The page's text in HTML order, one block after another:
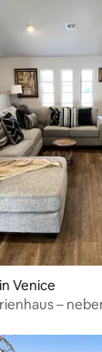
Venice
–